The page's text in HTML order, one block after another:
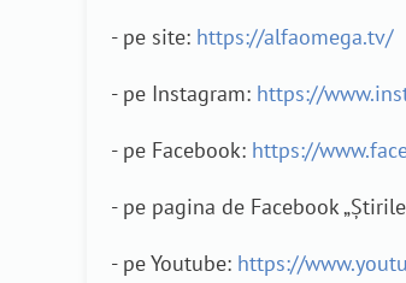
- pe site: https://alfaomega.tv/
- pe Instagram: https://
- pe Facebook: https://
- pe pagina de Facebook
- pe Youtube: https://